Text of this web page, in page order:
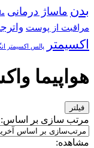
بدن ماساژ درمانی
مراقبت از پوست
اکسیمتر
پالس اکسیمتر
هواپیما
فیلتر
مرتب سازی بر اساس:
مشاهده: